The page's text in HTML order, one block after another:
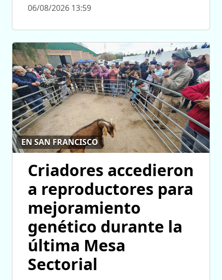
06/08/2026 13:59
EN SAN FRANCISCO
Criadores accedieron
a reproductores para
mejoramiento
genético durante la
última Mesa
Sectorial